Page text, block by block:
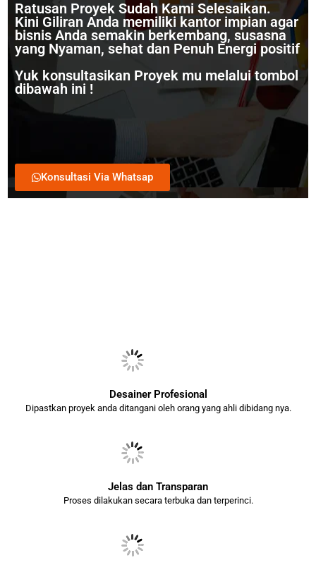
Ratusan Proyek Sudah Kami Selesaikan.
Kini Giliran Anda memiliki kantor impian agar
bisnis Anda semakin berkembang, susasna
yang Nyaman, sehat dan Penuh Energi positif
Yuk konsultasikan Proyek mu melalui tombol
dibawah ini !
Konsultasi Via Whatsap
Desainer Profesional
Dipastkan proyek anda ditangani oleh orang yang ahli dibidang nya.
Jelas dan Transparan
Proses dilakukan secara terbuka dan terperinci.